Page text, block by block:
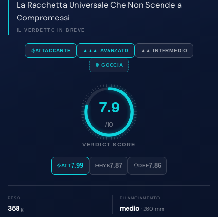
7.9
/10
VERDICT SCORE
ATT7.99 HYB7.87 DEF7.86
PESO
358 g
BILANCIAMENTO
medio · 260 mm